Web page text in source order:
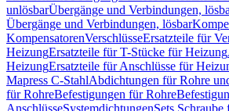
unlösbarÜbergänge und Verbindungen,
Übergänge und Verbindungen, lösbar
KompensatorenVerschlüsseErsatzteile für
HeizungErsatzteile für T-Stücke für Heizung
HeizungErsatzteile für Anschlüsse für
Mapress C-StahlAbdichtungen für Rohre
für RohreBefestigungen für Rohre
AnschlüsseSystemdichtungenSets Schraube